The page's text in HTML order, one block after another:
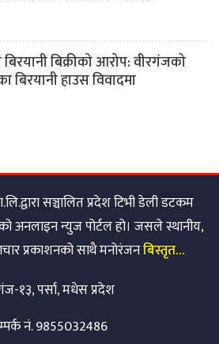
बिरयानी बिक्रीको आरोप: वीरगंजको
बिरयानी हाउस विवादमा
सञ्चालित प्रदेश टिभी डेली डटकम
अनलाइन न्युज पोर्टल हो। जसले स्थानीय,
प्रकाशनको साथै मनोरंजनबिस्तृत…
१३, पर्सा, मधेस प्रदेश
नं. 9855032486